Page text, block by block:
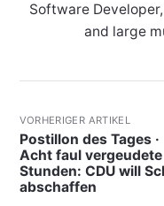
Software
and large
VORHERIGER ARTIKEL
Postillon des Tages ·
Acht faul vergeudete
Stunden: CDU will
abschaffen